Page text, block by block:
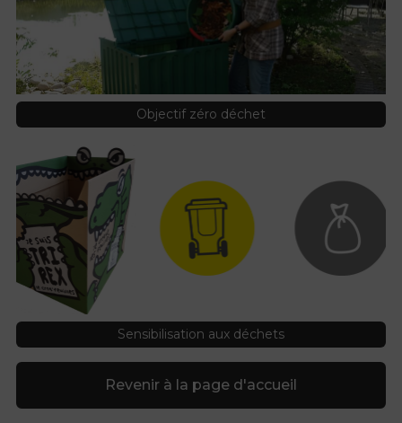
Objectif zéro déchet
Sensibilisation aux déchets
Revenir à la page d'accueil